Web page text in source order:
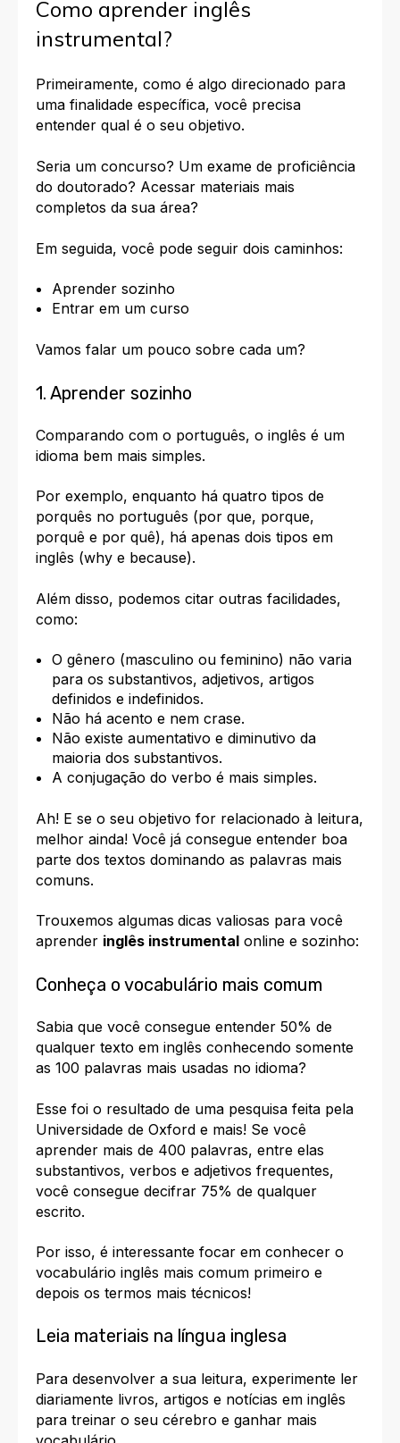
Como aprender inglês
instrumental?
Primeiramente, como é algo direcionado para
uma finalidade específica, você precisa
entender qual é o seu objetivo.
Seria um concurso? Um exame de proficiência
do doutorado? Acessar materiais mais
completos da sua área?
Em seguida, você pode seguir dois caminhos:
Aprender sozinho
Entrar em um curso
Vamos falar um pouco sobre cada um?
1. Aprender sozinho
Comparando com o português, o inglês é um
idioma bem mais simples.
Por exemplo, enquanto há quatro tipos de
porquês no português (por que, porque,
porquê e por quê), há apenas dois tipos em
inglês (why e because).
Além disso, podemos citar outras facilidades,
como:
O gênero (masculino ou feminino) não varia
para os substantivos, adjetivos, artigos
definidos e indefinidos.
Não há acento e nem crase.
Não existe aumentativo e diminutivo da
maioria dos substantivos.
A conjugação do verbo é mais simples.
Ah! E se o seu objetivo for relacionado à leitura,
melhor ainda! Você já consegue entender boa
parte dos textos dominando as palavras mais
comuns.
Trouxemos algumas dicas valiosas para você
aprender inglês instrumental online e sozinho:
Conheça o vocabulário mais comum
Sabia que você consegue entender 50% de
qualquer texto em inglês conhecendo somente
as 100 palavras mais usadas no idioma?
Esse foi o resultado de uma pesquisa feita pela
Universidade de Oxford e mais! Se você
aprender mais de 400 palavras, entre elas
substantivos, verbos e adjetivos frequentes,
você consegue decifrar 75% de qualquer
escrito.
Por isso, é interessante focar em conhecer o
vocabulário inglês mais comum primeiro e
depois os termos mais técnicos!
Leia materiais na língua inglesa
Para desenvolver a sua leitura, experimente ler
diariamente livros, artigos e notícias em inglês
para treinar o seu cérebro e ganhar mais